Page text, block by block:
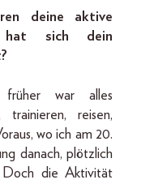
deine aktive
hat sich dein
früher war alles
trainieren, reisen,
wo ich am 20.
danach, plötzlich
Doch die Aktivität